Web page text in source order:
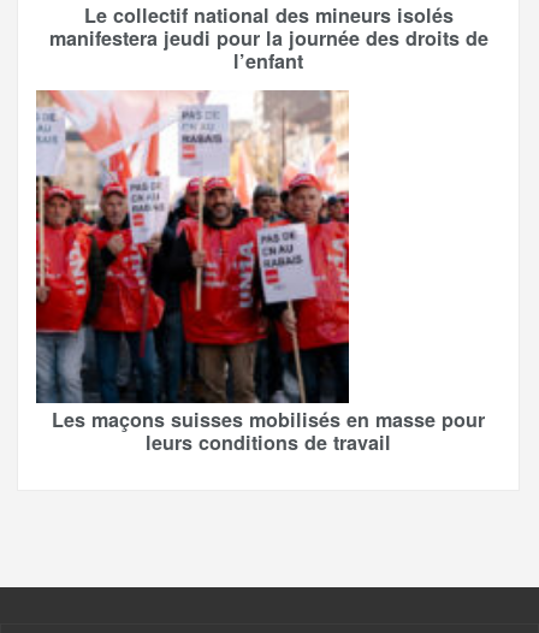
Le collectif national des mineurs isolés
manifestera jeudi pour la journée des droits de
l’enfant
Les maçons suisses mobilisés en masse pour
leurs conditions de travail